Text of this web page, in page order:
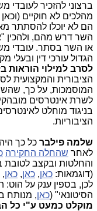
ברצוני להזכיר
מהלכים לא חוקיים
הם לא יוכלו להסתתר
השר דרש מהם, ולהכין
או השר בסתר. עובדי
הגדול עורכי דין ובעלי
לסרב למילוי הוראות
הציבורית והמקצועית
המוסמכות, על כך,
לשרת אינטרסים
בניגוד מוחלט
הציבוריות.
שלמה פילבר כל כך היה
לאחר שהחלה החקירה
והחלטות ובקצב לטובת
(דוגמאות: כאן, כאן, כאן,
לכן, בספין ענק על
הסיטונאי" (כאן, מנותח
מוקלט כמעט ע"י כל